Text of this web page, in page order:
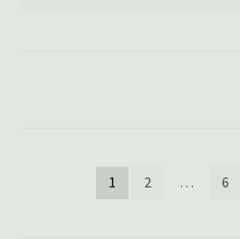
Sidepaginering
1 2 … 6